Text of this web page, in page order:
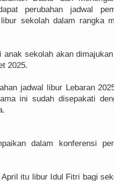
perubahan jadwal
libur sekolah dalam rangka
anak sekolah akan
2025.
jadwal libur Lebaran
ini sudah disepakati
dalam konferensi
itu libur Idul Fitri bagi